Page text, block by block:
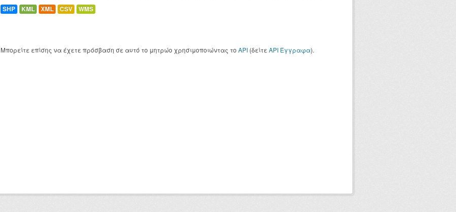
SHP KML XML CSV WMS
Μπορείτε επίσης να έχετε πρόσβαση σε αυτό το μητρώο χρησιμοποιώντας το API (δείτε API Έγγραφα).